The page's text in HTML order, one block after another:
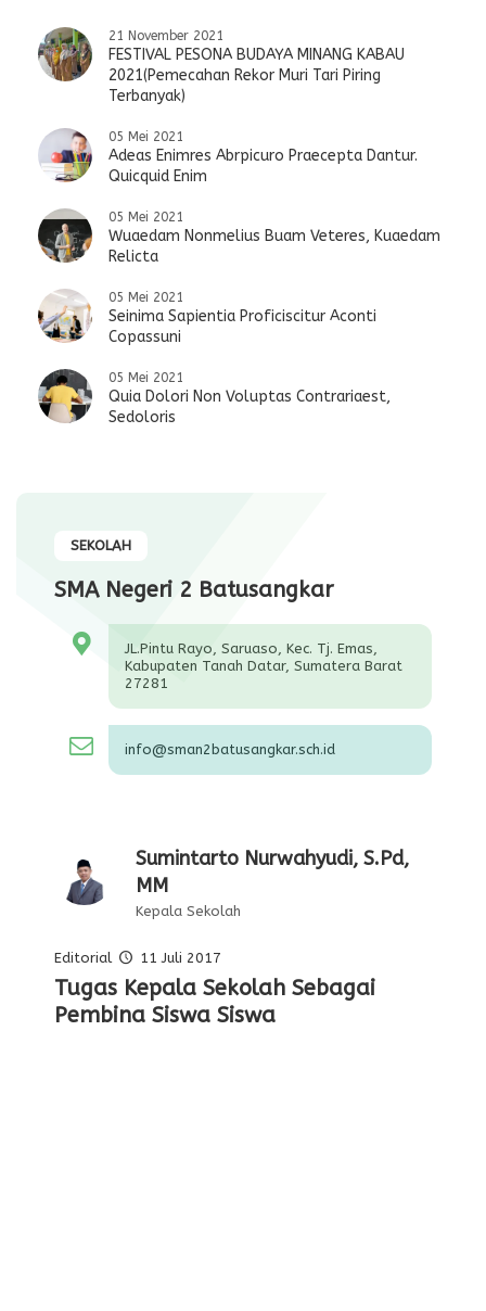
21 November 2021
FESTIVAL PESONA BUDAYA MINANG KABAU
2021(Pemecahan Rekor Muri Tari Piring
Terbanyak)
05 Mei 2021
Adeas Enimres Abrpicuro Praecepta Dantur.
Quicquid Enim
05 Mei 2021
Wuaedam Nonmelius Buam Veteres, Kuaedam
Relicta
05 Mei 2021
Seinima Sapientia Proficiscitur Aconti
Copassuni
05 Mei 2021
Quia Dolori Non Voluptas Contrariaest,
Sedoloris
SEKOLAH
SMA Negeri 2 Batusangkar
JL.Pintu Rayo, Saruaso, Kec. Tj. Emas,
Kabupaten Tanah Datar, Sumatera Barat
27281
info@sman2batusangkar.sch.id
Sumintarto Nurwahyudi, S.Pd,
MM
Kepala Sekolah
Pelajaran Serta Keteladanan Dari
Para Pahlawan
Editorial 11 Juli 2017
Tugas Kepala Sekolah Sebagai
Pembina Siswa Siswa
Editorial Oleh Kepala Sekolah
Membentuk Karakter Siswa Di
Sekolah